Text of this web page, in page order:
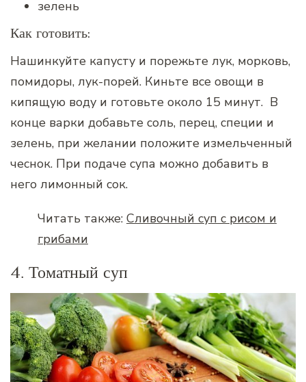
зелень
Как готовить:
Нашинкуйте капусту и порежьте лук, морковь,
помидоры, лук-порей. Киньте все овощи в
кипящую воду и готовьте около 15 минут. В
конце варки добавьте соль, перец, специи и
зелень, при желании положите измельченный
чеснок. При подаче супа можно добавить в
него лимонный сок.
Читать также: Сливочный суп с рисом и
грибами
4. Томатный суп